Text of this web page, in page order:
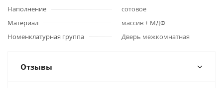
Наполнение
сотовое
Материал
массив + МДФ
Номенклатурная группа
Дверь межкомнатная
Отзывы